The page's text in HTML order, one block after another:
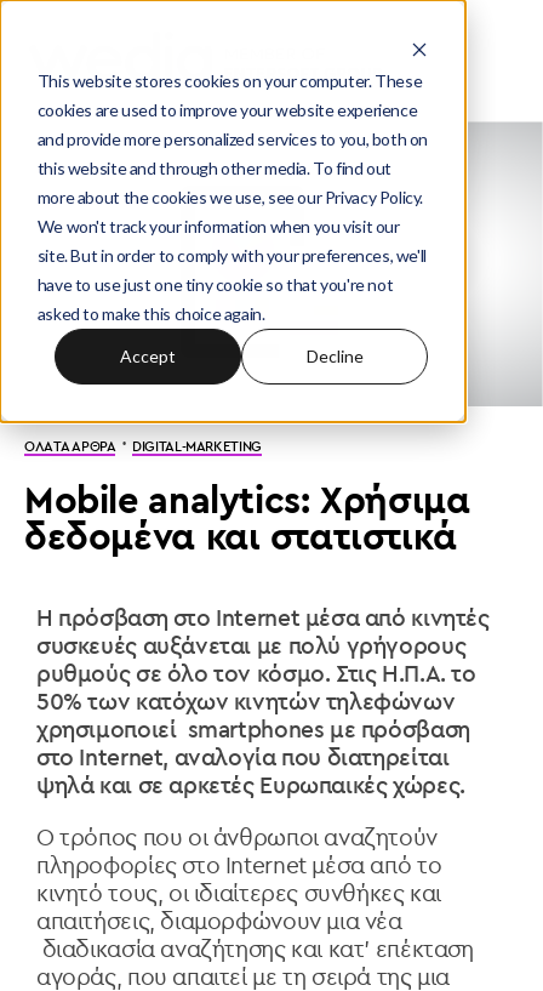
This website stores cookies on your computer. These
cookies are used to improve your website experience
and provide more personalized services to you, both on
this website and through other media. To find out
more about the cookies we use, see our Privacy Policy.
We won't track your information when you visit our
site. But in order to comply with your preferences, we'll
have to use just one tiny cookie so that you're not
asked to make this choice again.
Accept Decline
ΟΛΑ ΤΑ ΑΡΘΡΑ· DIGITAL-MARKETING
Mobile analytics: Χρήσιμα
δεδομένα και στατιστικά
Η πρόσβαση στο Internet μέσα από κινητές
συσκευές αυξάνεται με πολύ γρήγορους
ρυθμούς σε όλο τον κόσμο. Στις Η.Π.Α. το
50% των κατόχων κινητών τηλεφώνων
χρησιμοποιεί smartphones με πρόσβαση
στο Internet, αναλογία που διατηρείται
ψηλά και σε αρκετές Ευρωπαικές χώρες.
Ο τρόπος που οι άνθρωποι αναζητούν
πληροφορίες στο Internet μέσα από το
κινητό τους, οι ιδιαίτερες συνθήκες και
απαιτήσεις, διαμορφώνουν μια νέα
διαδικασία αναζήτησης και κατ' επέκταση
αγοράς, που απαιτεί με τη σειρά της μια